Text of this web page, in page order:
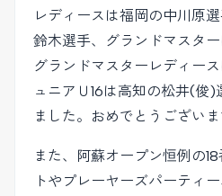
レディースは福岡の中川原
鈴木選手、グランドマスター
グランドマスターレディー
ュニアＵ16は高知の松井(俊)
ました。おめでとうございま
また、阿蘇オープン恒例の
トやプレーヤーズパーティ